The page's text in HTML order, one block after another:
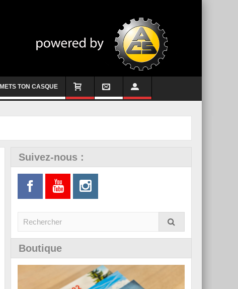
METS TON CASQUE
Suivez-nous :
Boutique